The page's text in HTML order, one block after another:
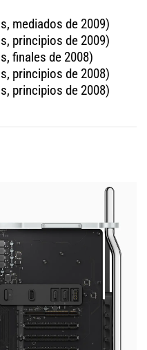
mediados de 2009)
principios de 2009)
finales de 2008)
principios de 2008)
principios de 2008)